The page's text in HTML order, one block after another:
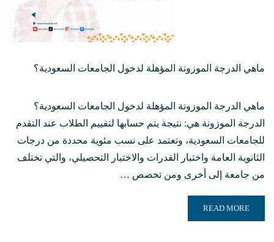
ماهي الدرجة الموزونة المؤهلة لدخول الجامعات السعودية؟
ماهي الدرجة الموزونة المؤهلة لدخول الجامعات السعودية؟
الدرجة الموزونة هي: نتيجة يتم حسابها لتقييم الطلاب عند التقدم
للجامعات السعودية، وتعتمد على نسب مئوية محددة من درجات
الثانوية العامة واختبار القدرات والاختبار التحصيلي، والتي تختلف
من جامعة إلى أخرى ومن تخصص …
READ MORE ABOUT ماهي الدرجة الموزونة المؤهلة لدخول الجامعات السعودية؟
READ MORE